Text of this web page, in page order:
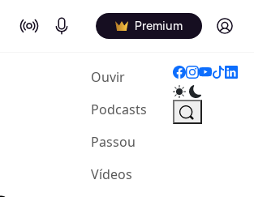
On Air Podcasts Premium Log in
Ouvir(current)
Podcasts
Passou
Vídeos